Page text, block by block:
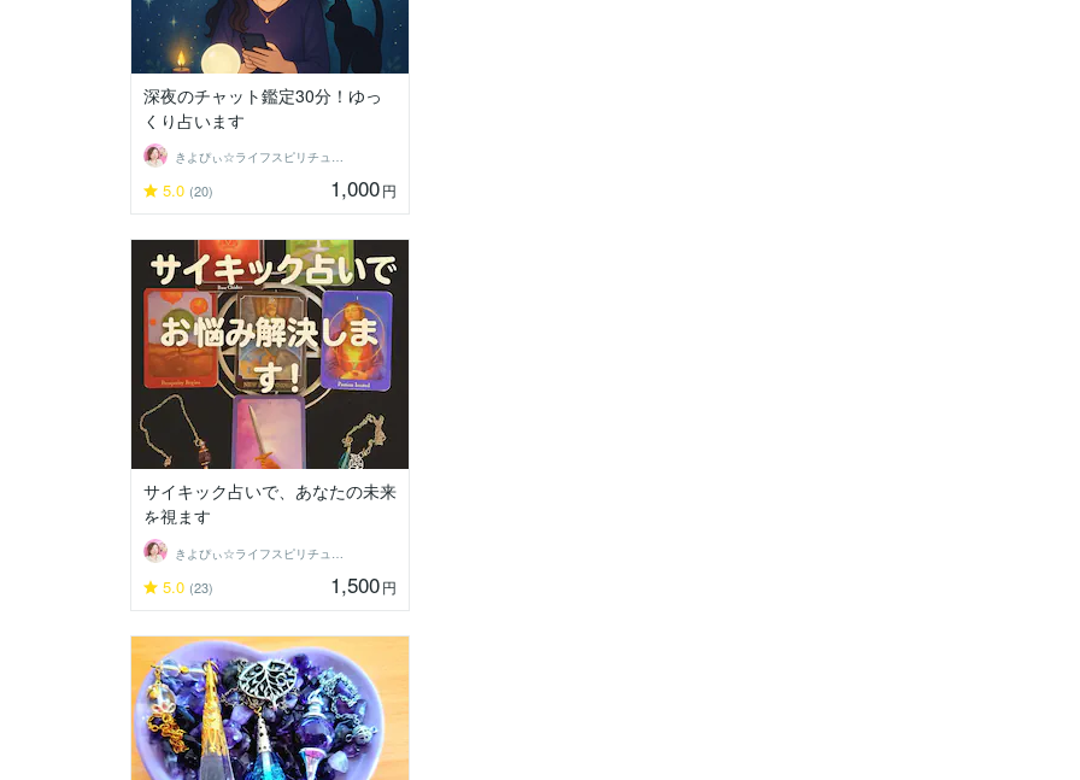
深夜のチャット鑑定30分！ゆっ
くり占います
きよぴぃ☆ライフスピリチュアリスト
5.0 (20) 1,000円
サイキック占いで、あなたの未来
を視ます
5.0 (23) 1,500円